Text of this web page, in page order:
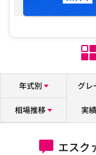
年式別 グレ
相場推移 実
エスク